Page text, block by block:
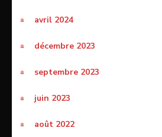
avril 2024
décembre 2023
septembre 2023
juin 2023
août 2022